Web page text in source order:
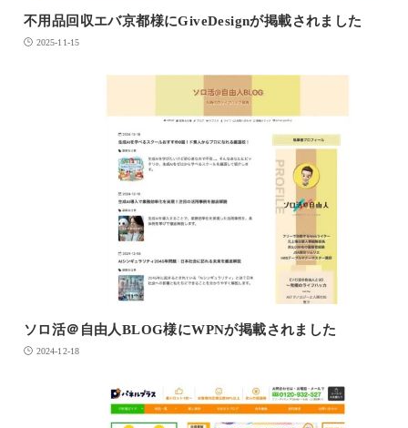
不用品回収エバ京都様にGiveDesignが掲載されました
2025-11-15
ソロ活＠自由人BLOG様にWPNが掲載されました
2024-12-18